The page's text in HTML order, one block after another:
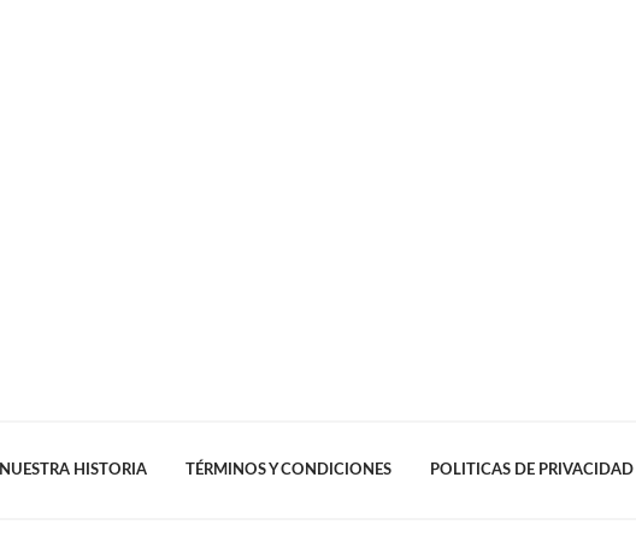
NUESTRA HISTORIA TÉRMINOS Y CONDICIONES POLITICAS DE PRIVACIDAD